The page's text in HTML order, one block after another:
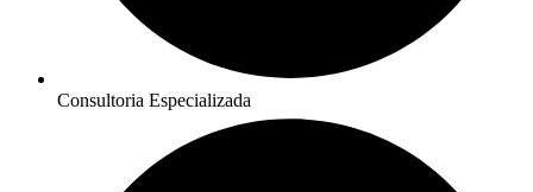
Consultoria Especializada